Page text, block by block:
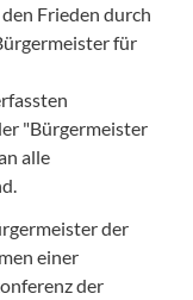
Frieden durch
für
"Bürgermeister
alle
der
einer
der